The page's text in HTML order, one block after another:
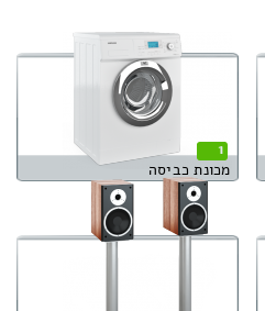
1
מכונת כביסה